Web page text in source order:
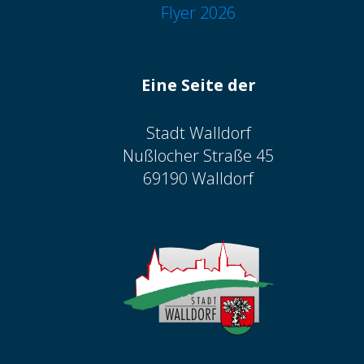
Flyer 2026
Eine Seite der
Stadt Walldorf
Nußlocher Straße 45
69190 Walldorf